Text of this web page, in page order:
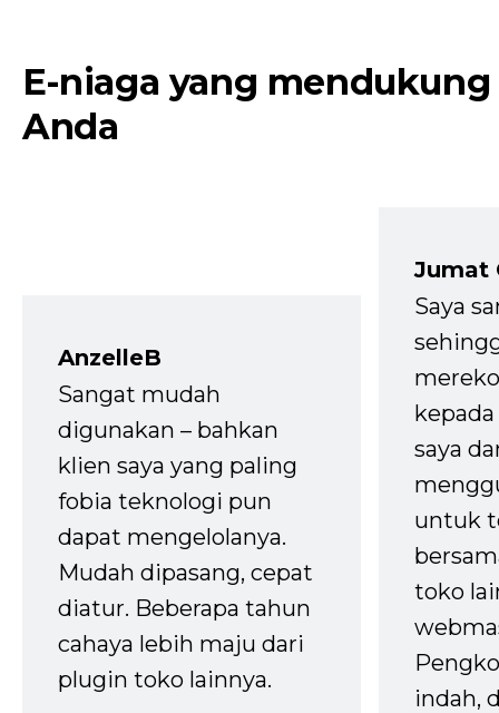
E-niaga yang mendukung
Anda
AnzelleB
Sangat mudah
digunakan – bahkan
klien saya yang paling
fobia teknologi pun
dapat mengelolanya.
Mudah dipasang, cepat
diatur. Beberapa tahun
cahaya lebih maju dari
plugin toko lainnya.
Jumat
Saya
saya
untuk
toko
indah,